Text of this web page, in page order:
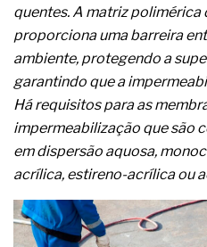
quentes. A matriz polimérica
proporciona uma barreira
ambiente, protegendo a
garantindo que a
Há requisitos para as
impermeabilização que são
em dispersão aquosa,
acrílica, estireno-acrílica ou